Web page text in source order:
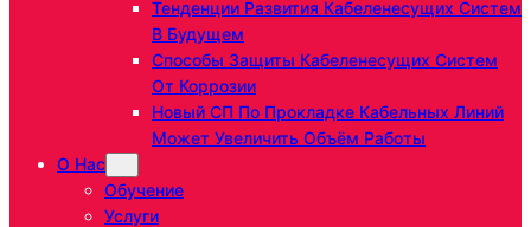
Тенденции Развития Кабеленесущих Систем
В Будущем
Способы Защиты Кабеленесущих Систем
От Коррозии
Новый СП По Прокладке Кабельных Линий
Может Увеличить Объём Работы
О Нас
Обучение
Услуги